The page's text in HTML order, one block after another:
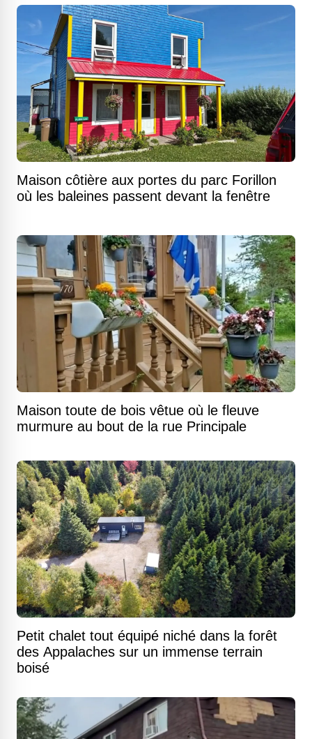
Maison côtière aux portes du parc Forillon
où les baleines passent devant la fenêtre
Maison toute de bois vêtue où le fleuve
murmure au bout de la rue Principale
Petit chalet tout équipé niché dans la forêt
des Appalaches sur un immense terrain
boisé